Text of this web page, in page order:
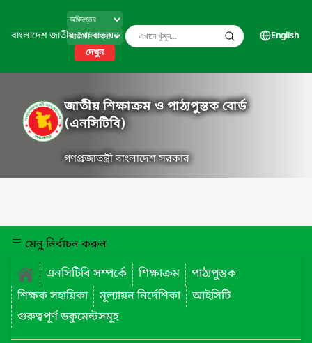
বাংলাদেশ জাতীয় তথ্য বাতায়ন
দেখুন
English
জাতীয় শিক্ষাক্রম ও পাঠ্যপুস্তক বোর্ড
(এনসিটিবি)
গণপ্রজাতন্ত্রী বাংলাদেশ সরকার
মেনু নির্বাচন করুন
এনসিটিবি সম্পর্কে
শিক্ষাক্রম
পাঠ্যপুস্তক
শিক্ষক সহায়িকা
মূল্যায়ন নির্দেশিকা
আইসিটি
গুরুত্বপূর্ণ ডকুমেন্টসমূহ